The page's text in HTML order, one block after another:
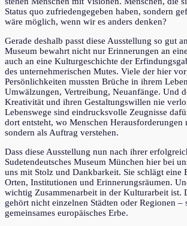
Status quo zufriedengegeben haben, sondern
wäre möglich, wenn wir es anders denken?
Gerade deshalb passt diese Ausstellung so gut
Museum bewahrt nicht nur Erinnerungen an
auch an eine Kulturgeschichte der
des unternehmerischen Mutes. Viele der hier
Persönlichkeiten mussten Brüche in ihrem
Umwälzungen, Vertreibung, Neuanfänge. Und
Kreativität und ihren Gestaltungswillen nie
Lebenswege sind eindrucksvolle Zeugnisse
dort entsteht, wo Menschen Herausforderungen
sondern als Auftrag verstehen.
Dass diese Ausstellung nun nach ihrer
Sudetendeutsches Museum München hier bei
uns mit Stolz und Dankbarkeit. Sie schlägt eine
Orten, Institutionen und Erinnerungsräumen.
wichtig Zusammenarbeit in der Kulturarbeit ist.
gehört nicht einzelnen Städten oder Regionen –
gemeinsames europäisches Erbe.